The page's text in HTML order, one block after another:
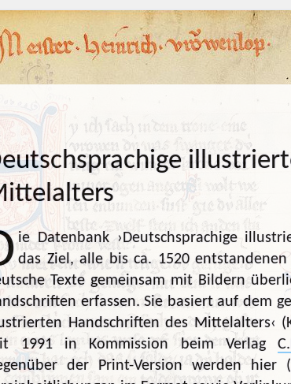
ie Datenbank ›Deutschsprachige
das Ziel, alle bis ca. 1520
Texte gemeinsam mit Bildern
erfassen. Sie basiert auf dem
Handschriften des Mittelalters‹
1991 in Kommission beim Verlag
der Print-Version werden